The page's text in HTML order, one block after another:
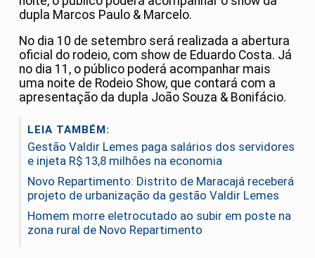
dupla Marcos Paulo & Marcelo.
No dia 10 de setembro será realizada a abertura
oficial do rodeio, com show de Eduardo Costa. Já
no dia 11, o público poderá acompanhar mais
uma noite de Rodeio Show, que contará com a
apresentação da dupla João Souza & Bonifácio.
LEIA TAMBÉM:
Gestão Valdir Lemes paga salários dos servidores
e injeta R$ 13,8 milhões na economia
Novo Repartimento: Distrito de Maracajá receberá
projeto de urbanização da gestão Valdir Lemes
Homem morre eletrocutado ao subir em poste na
zona rural de Novo Repartimento